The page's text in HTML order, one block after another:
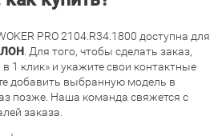
PRO 2104.R34.1800 доступна для
. Для того, чтобы сделать заказ,
1 клик» и укажите свои контактные
добавить выбранную модель в
позже. Наша команда свяжется с
заказа.